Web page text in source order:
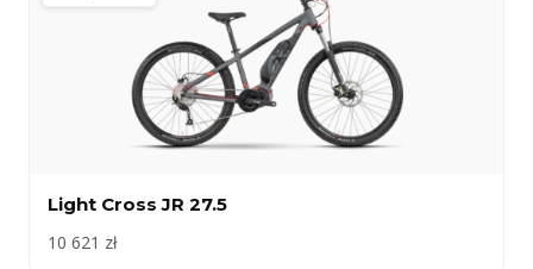
Light Cross JR 27.5
10 621 zł